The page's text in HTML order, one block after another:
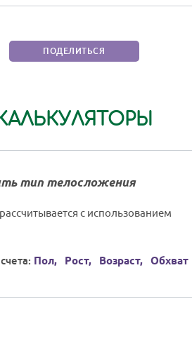
ПОДЕЛИТЬСЯ
тип телосложения
с использованием
Пол, Рост, Возраст,
Обхват